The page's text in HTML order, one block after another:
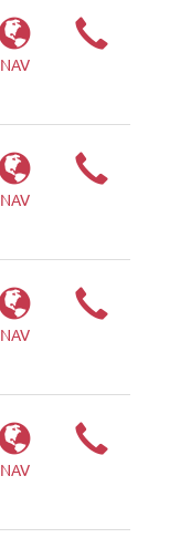
NAV
NAV
NAV
NAV